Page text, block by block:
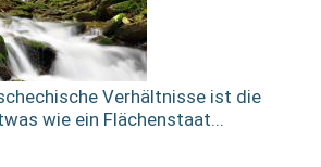
Verhältnisse ist die
wie ein Flächenstaat...